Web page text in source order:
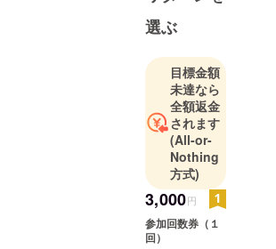
選ぶ
目標金額
未達なら
全額返金
されます
(All-or-
Nothing
方式)
3,000円
参加回数券（１
回）